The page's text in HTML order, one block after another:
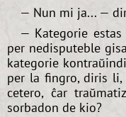
— Nun mi ja... —
— Kategorie
per nedisputeble
kategorie
per la fingro, diris
cetero, ĉar
sorbadon de kio?